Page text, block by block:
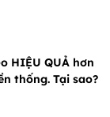
HIỆU QUẢ hơn
thống. Tại sao?